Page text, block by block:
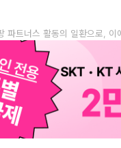
파트너스 활동의 일환으로,